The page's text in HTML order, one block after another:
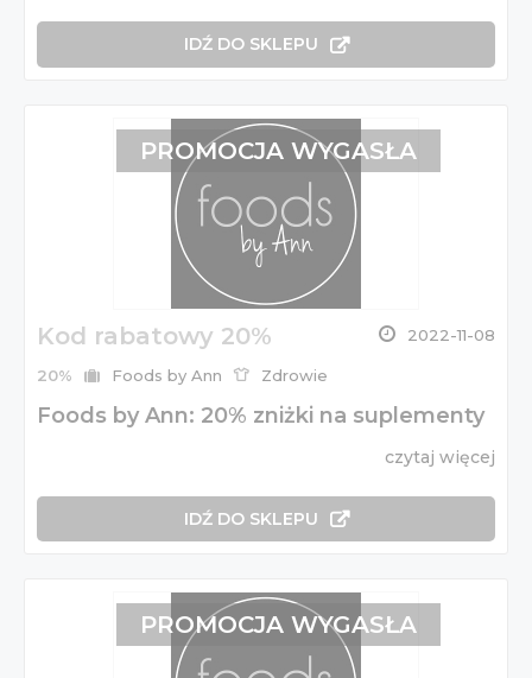
IDŹ DO SKLEPU
Kod rabatowy 20% 2022-11-08
20% Foods by Ann Zdrowie
Foods by Ann: 20% zniżki na suplementy
czytaj więcej
IDŹ DO SKLEPU
PROMOCJA WYGASŁA
PROMOCJA WYGASŁA